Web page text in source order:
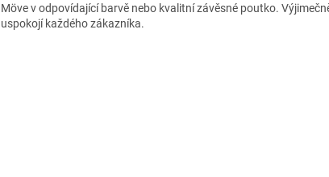
Möve v odpovídající barvě nebo kvalitní závěsné poutko.
uspokojí každého zákazníka.